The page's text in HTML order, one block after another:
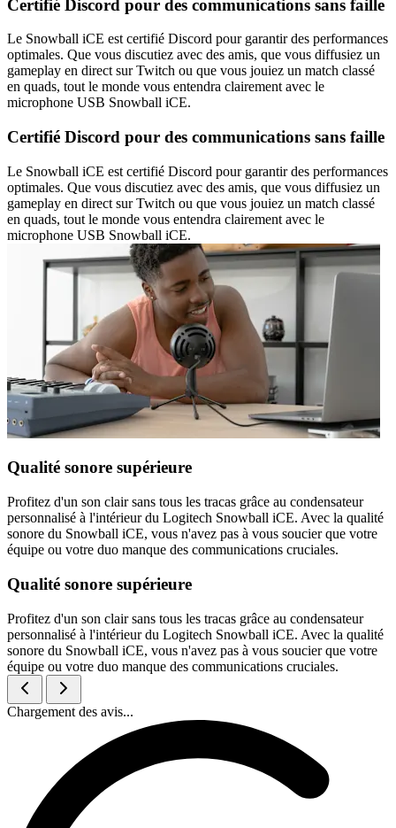
Certifié Discord pour des communications sans faille
Le Snowball iCE est certifié Discord pour garantir des performances
optimales. Que vous discutiez avec des amis, que vous diffusiez un
gameplay en direct sur Twitch ou que vous jouiez un match classé
en quads, tout le monde vous entendra clairement avec le
microphone USB Snowball iCE.
Certifié Discord pour des communications sans faille
Le Snowball iCE est certifié Discord pour garantir des performances
optimales. Que vous discutiez avec des amis, que vous diffusiez un
gameplay en direct sur Twitch ou que vous jouiez un match classé
en quads, tout le monde vous entendra clairement avec le
microphone USB Snowball iCE.
Qualité sonore supérieure
Profitez d'un son clair sans tous les tracas grâce au condensateur
personnalisé à l'intérieur du Logitech Snowball iCE. Avec la qualité
sonore du Snowball iCE, vous n'avez pas à vous soucier que votre
équipe ou votre duo manque des communications cruciales.
Qualité sonore supérieure
Profitez d'un son clair sans tous les tracas grâce au condensateur
personnalisé à l'intérieur du Logitech Snowball iCE. Avec la qualité
sonore du Snowball iCE, vous n'avez pas à vous soucier que votre
équipe ou votre duo manque des communications cruciales.
Chargement des avis...